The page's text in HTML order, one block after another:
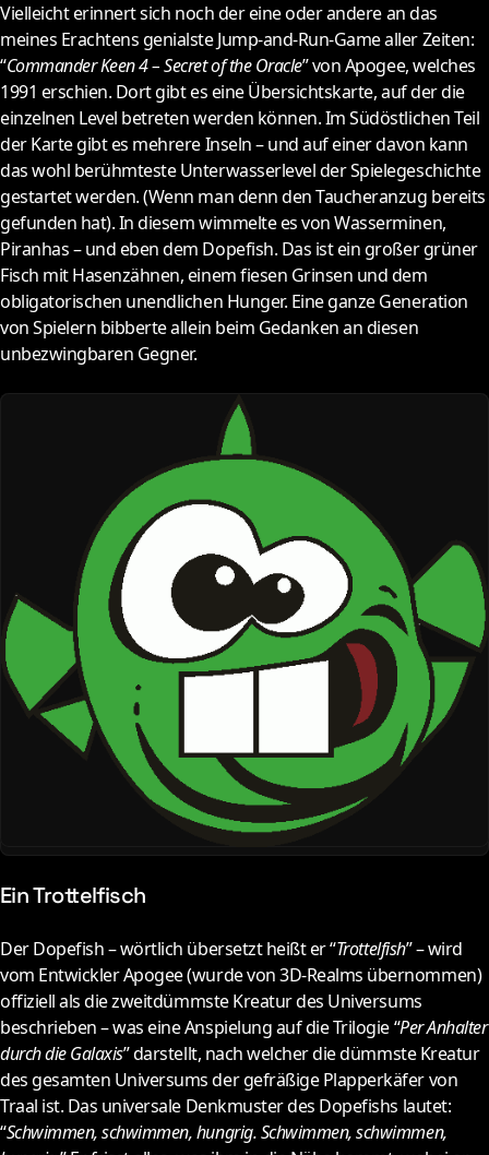
Vielleicht erinnert sich noch der eine oder andere an das
meines Erachtens genialste Jump-and-Run-Game aller Zeiten:
“Commander Keen 4 – Secret of the Oracle” von Apogee, welches
1991 erschien. Dort gibt es eine Übersichtskarte, auf der die
einzelnen Level betreten werden können. Im Südöstlichen Teil
der Karte gibt es mehrere Inseln – und auf einer davon kann
das wohl berühmteste Unterwasserlevel der Spielegeschichte
gestartet werden. (Wenn man denn den Taucheranzug bereits
gefunden hat). In diesem wimmelte es von Wasserminen,
Piranhas – und eben dem Dopefish. Das ist ein großer grüner
Fisch mit Hasenzähnen, einem fiesen Grinsen und dem
obligatorischen unendlichen Hunger. Eine ganze Generation
von Spielern bibberte allein beim Gedanken an diesen
unbezwingbaren Gegner.
Ein Trottelfisch
Der Dopefish – wörtlich übersetzt heißt er “Trottelfish” – wird
vom Entwickler Apogee (wurde von 3D-Realms übernommen)
offiziell als die zweitdümmste Kreatur des Universums
beschrieben – was eine Anspielung auf die Trilogie “Per Anhalter
durch die Galaxis” darstellt, nach welcher die dümmste Kreatur
des gesamten Universums der gefräßige Plapperkäfer von
Traal ist. Das universale Denkmuster des Dopefishs lautet:
“Schwimmen, schwimmen, hungrig. Schwimmen, schwimmen,